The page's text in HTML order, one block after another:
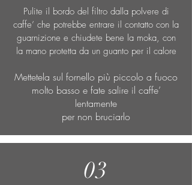
Pulite il bordo del filtro dalla polvere di
caffe’ che potrebbe entrare il contatto con la
guarnizione e chiudete bene la moka, con
la mano protetta da un guanto per il calore
Mettetela sul fornello più piccolo a fuoco
molto basso e fate salire il caffe’
lentamente
per non bruciarlo
03